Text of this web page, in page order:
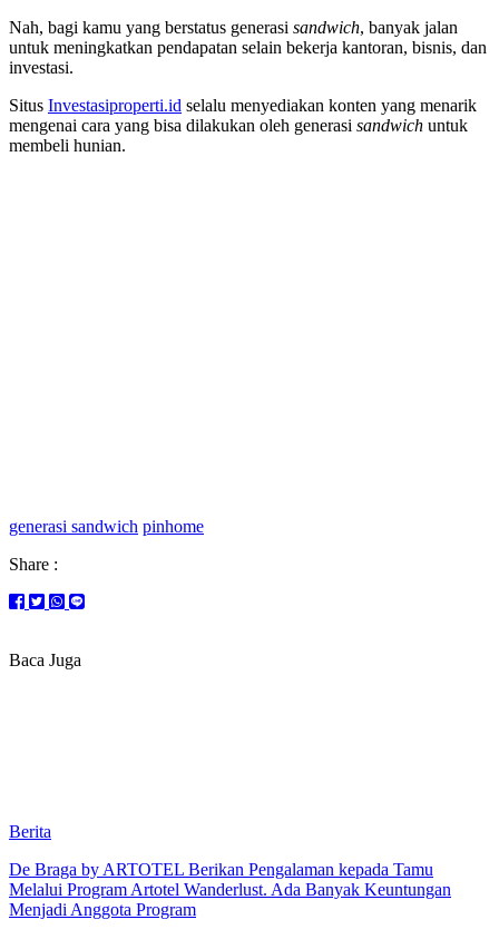
Nah, bagi kamu yang berstatus generasi sandwich, banyak jalan
untuk meningkatkan pendapatan selain bekerja kantoran, bisnis, dan
investasi.
Situs Investasiproperti.id selalu menyediakan konten yang menarik
mengenai cara yang bisa dilakukan oleh generasi sandwich untuk
membeli hunian.
generasi sandwich pinhome
Share :
Baca Juga
Berita
De Braga by ARTOTEL Berikan Pengalaman kepada Tamu
Melalui Program Artotel Wanderlust. Ada Banyak Keuntungan
Menjadi Anggota Program